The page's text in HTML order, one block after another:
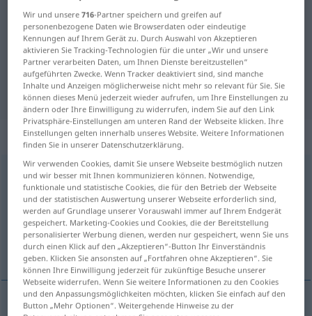
Kroatisch-Deutsch Wörterbuch razdvajati
Kroatisch-Deutsch Übersetzung für
"razdvajati"
"razdvajati" Deutsch Übersetzung
„razdvajati“
razdvajati(-dvojiti)
Übersicht aller Übersetzungen
(Für mehr Details die Übersetzung anklicken/antippen)
trennen, absondern, spalten
Wir und unsere716-Partner speichern und greifen auf
personenbezogene Daten wie Browserdaten oder eindeutige
Kennungen auf Ihrem Gerät zu. Durch Auswahl von Akzeptieren
aktivieren Sie Tracking-Technologien für die unter „Wir und unsere
Partner verarbeiten Daten, um Ihnen Dienste bereitzustellen“
aufgeführten Zwecke. Wenn Tracker deaktiviert sind, sind manche
Inhalte und Anzeigen möglicherweise nicht mehr so relevant für Sie. Sie
können dieses Menü jederzeit wieder aufrufen, um Ihre Einstellungen zu
ändern oder Ihre Einwilligung zu widerrufen, indem Sie auf den Link
Privatsphäre-Einstellungen am unteren Rand der Webseite klicken. Ihre
Einstellungen gelten innerhalb unseres Website. Weitere Informationen
finden Sie in unserer Datenschutzerklärung.
Wir verwenden Cookies, damit Sie unsere Webseite bestmöglich nutzen
und wir besser mit Ihnen kommunizieren können. Notwendige,
funktionale und statistische Cookies, die für den Betrieb der Webseite
und der statistischen Auswertung unserer Webseite erforderlich sind,
werden auf Grundlage unserer Vorauswahl immer auf Ihrem Endgerät
gespeichert. Marketing-Cookies und Cookies, die der Bereitstellung
personalisierter Werbung dienen, werden nur gespeichert, wenn Sie uns
durch einen Klick auf den „Akzeptieren“-Button Ihr Einverständnis
geben. Klicken Sie ansonsten auf „Fortfahren ohne Akzeptieren“. Sie
können Ihre Einwilligung jederzeit für zukünftige Besuche unserer
Webseite widerrufen. Wenn Sie weitere Informationen zu den Cookies
und den Anpassungsmöglichkeiten möchten, klicken Sie einfach auf den
Button „Mehr Optionen“. Weitergehende Hinweise zu der